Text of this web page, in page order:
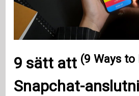
9 sätt att (9 Ways to
Snapchat-